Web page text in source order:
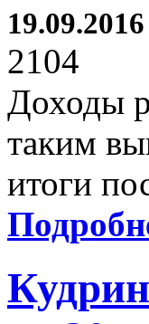
2104
Доходы
таким
итоги